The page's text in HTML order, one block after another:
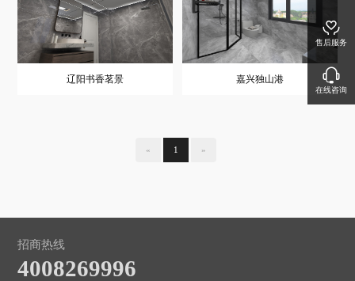
售后服务
在线咨询
辽阳书香茗景 嘉兴独山港
« 1 »
招商热线
4008269996